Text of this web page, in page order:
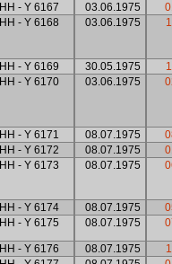
HH - Y 6167 03.06.1975
HH - Y 6168 03.06.1975
HH - Y 6169 30.05.1975
HH - Y 6170 03.06.1975
HH - Y 6171 08.07.1975
HH - Y 6172 08.07.1975
HH - Y 6173 08.07.1975
HH - Y 6174 08.07.1975
HH - Y 6175 08.07.1975
HH - Y 6176 08.07.1975